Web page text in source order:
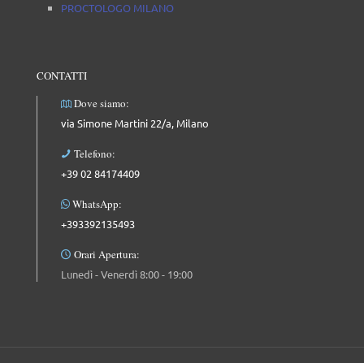
PROCTOLOGO MILANO
CONTATTI
Dove siamo:
via Simone Martini 22/a, Milano
Telefono:
+39 02 84174409
WhatsApp:
+393392135493
Orari Apertura:
Lunedì - Venerdì 8:00 - 19:00